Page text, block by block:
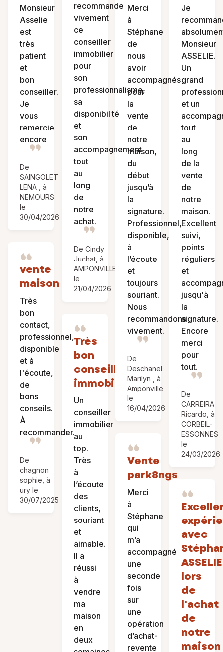
Monsieur
Asselie
est
très
patient
et
bon
conseiller.
Je
vous
remercie
encore
De
SAINGOLET
LENA , à
NEMOURS
le
30/04/2026
vente
maison
Très
bon
contact,
professionnel,
disponible
et à
l'écoute,
de
bons
conseils.
À
recommander.
De
chagnon
sophie, à
ury le
30/07/2025
recommande
vivement
ce
conseiller
immobilier
pour
son
professionnalisme,
sa
disponibilité
et
son
accompagnement
tout
au
long
de
notre
achat.
De Cindy
Juchat, à
AMPONVILLE
le
21/04/2026
Très
bon
conseiller
immobilier
Un
conseiller
immobilier
au
top.
Très
à
l’écoute
des
clients,
souriant
et
aimable.
Il a
réussi
à
vendre
ma
maison
en
deux
Merci
à
Stéphane
de
nous
avoir
accompagnés
pour
la
vente
de
notre
maison,
du
début
jusqu’à
la
signature.
Professionnel,
disponible,
à
l’écoute
et
toujours
souriant.
Nous
recommandons
vivement.
De
Deschanel
Marilyn , à
Amponville
le
16/04/2026
Vente
park8ngs
Merci
à
Stéphane
qui
m’a
accompagné
une
seconde
fois
sur
une
opération
d’achat-
revente
Je
Monsieur
ASSELIE.
Un
grand
et un
tout
au
long
de la
vente
de
notre
maison.
Excellent
suivi,
points
réguliers
et
jusqu'à
la
signature.
Encore
merci
pour
tout.
De
CARREIRA
Ricardo, à
CORBEIL-
ESSONNES
le
24/03/2026
avec
ASSELIE
lors
de
l'achat
de
notre
maison